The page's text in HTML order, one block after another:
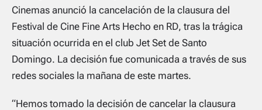
Cinemas anunció la cancelación de la clausura del
Festival de Cine Fine Arts Hecho en RD, tras la trágica
situación ocurrida en el club Jet Set de Santo
Domingo. La decisión fue comunicada a través de sus
redes sociales la mañana de este martes.
“Hemos tomado la decisión de cancelar la clausura